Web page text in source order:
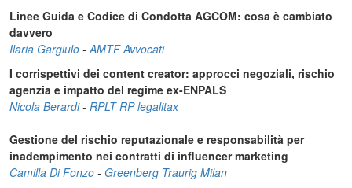
Linee Guida e Codice di Condotta AGCOM: cosa è cambiato
davvero
Ilaria Gargiulo -AMTF Avvocati
I corrispettivi dei content creator: approcci negoziali, rischio
agenzia e impatto del regime ex-ENPALS
Nicola Berardi- RPLT RP legalitax
Gestione del rischio reputazionale e responsabilità per
inadempimento nei contratti di influencer marketing
Camilla Di Fonzo - Greenberg Traurig Milan